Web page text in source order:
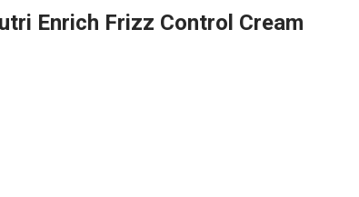
Enrich Frizz Control Cream